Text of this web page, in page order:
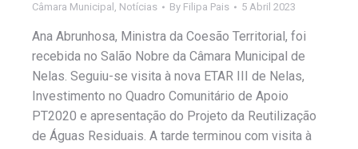
Câmara Municipal , Notícias By Filipa Pais 5 Abril 2023
Ana Abrunhosa, Ministra da Coesão Territorial, foi
recebida no Salão Nobre da Câmara Municipal de
Nelas. Seguiu-se visita à nova ETAR III de Nelas,
Investimento no Quadro Comunitário de Apoio
PT2020 e apresentação do Projeto da Reutilização
de Águas Residuais. A tarde terminou com visita à